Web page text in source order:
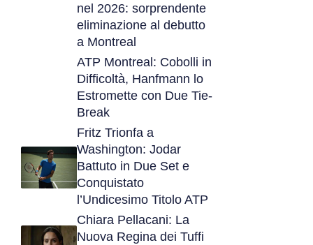
nel 2026: sorprendente
eliminazione al debutto
a Montreal
ATP Montreal: Cobolli in
Difficoltà, Hanfmann lo
Estromette con Due Tie-
Break
Fritz Trionfa a
Washington: Jodar
Battuto in Due Set e
Conquistato
l’Undicesimo Titolo ATP
Chiara Pellacani: La
Nuova Regina dei Tuffi